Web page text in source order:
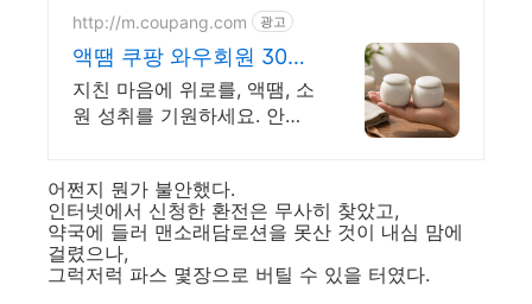
로 재해석한 컬렉션
http://m.coupang.com 광고
액땜 쿠팡 와우회원 30일
무료반품
지친 마음에 위로를, 액땜, 소
원 성취를 기원하세요. 안전
르게!
어쩐지 뭔가 불안했다.
인터넷에서 신청한 환전은 무사히 찾았고,
약국에 들러 맨소래담로션을 못산 것이 내심 맘에
걸렸으나,
그럭저럭 파스 몇장으로 버틸 수 있을 터였다.